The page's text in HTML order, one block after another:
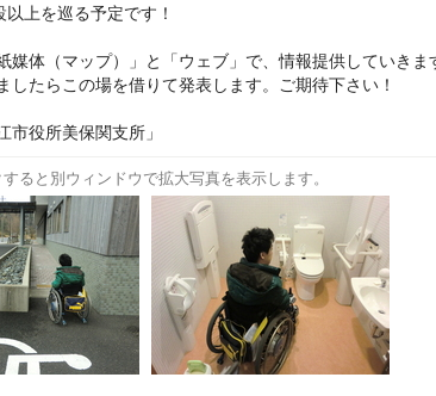
上を巡る予定です！
媒体（マップ）」と「ウェブ」で、情報提供していきま
したらこの場を借りて発表します。ご期待下さい！
役所美保関支所」
ると別ウィンドウで拡大写真を表示します。